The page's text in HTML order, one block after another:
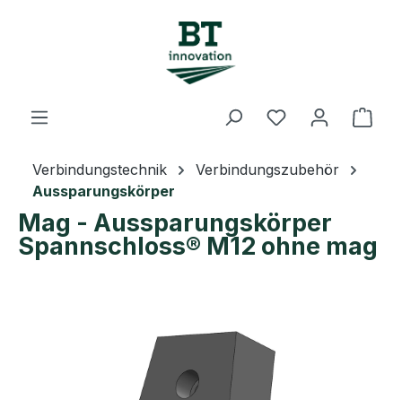
Zum Hauptinhalt springen
Du hast 0
Verbindungstechnik
Verbindungszubehör
Aussparungskörper
Mag - Aussparungskörper
Spannschloss® M12 ohne mag